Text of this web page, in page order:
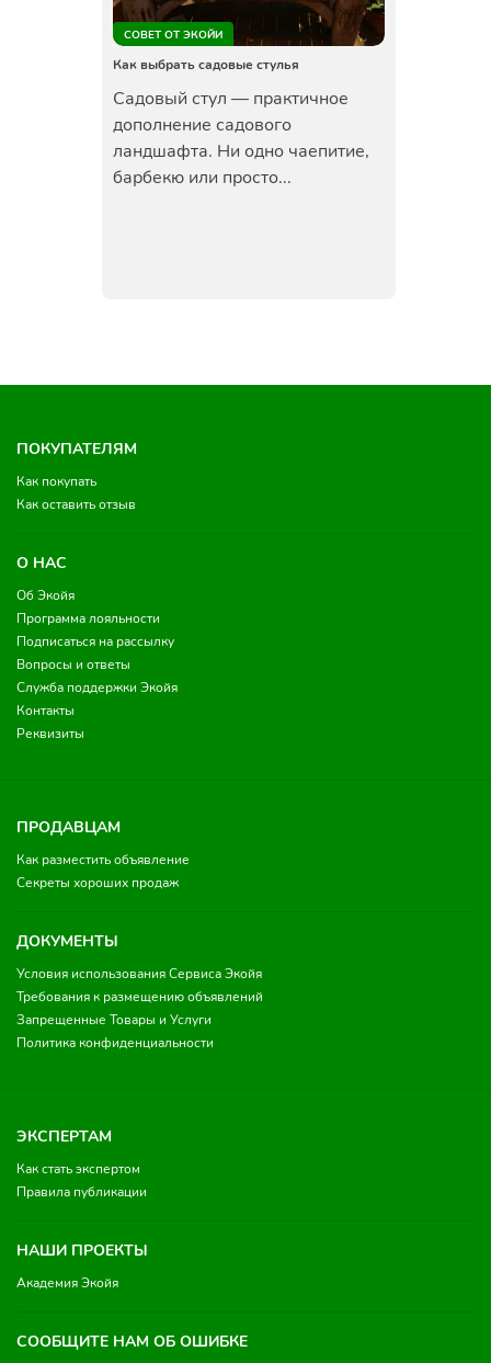
СОВЕТ ОТ ЭКОЙИ
Как выбрать садовые стулья
Садовый стул — практичное
дополнение садового
ландшафта. Ни одно чаепитие,
барбекю или просто...
ПОКУПАТЕЛЯМ
Как покупать
Как оставить отзыв
О НАС
Об Экойя
Программа лояльности
Подписаться на рассылку
Вопросы и ответы
Служба поддержки Экойя
Контакты
Реквизиты
ПРОДАВЦАМ
Как разместить объявление
Секреты хороших продаж
ДОКУМЕНТЫ
Условия использования Сервиса Экойя
Требования к размещению объявлений
Запрещенные Товары и Услуги
Политика конфиденциальности
ЭКСПЕРТАМ
Как стать экспертом
Правила публикации
НАШИ ПРОЕКТЫ
Академия Экойя
СООБЩИТЕ НАМ ОБ ОШИБКЕ